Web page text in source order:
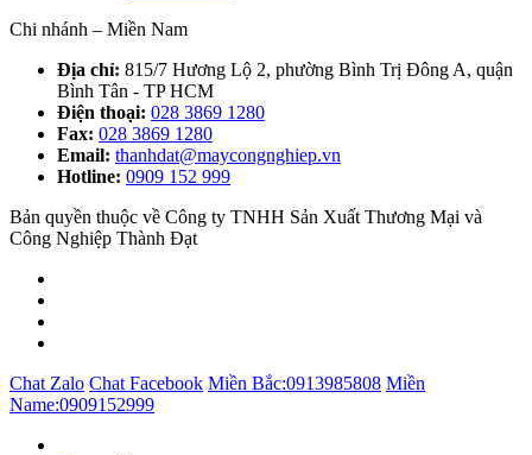
Chi nhánh – Miền Nam
Địa chỉ: 815/7 Hương Lộ 2, phường Bình Trị Đông A, quận
Bình Tân - TP HCM
Điện thoại: 028 3869 1280
Fax: 028 3869 1280
Email: thanhdat@maycongnghiep.vn
Hotline: 0909 152 999
Bản quyền thuộc về Công ty TNHH Sản Xuất Thương Mại và
Công Nghiệp Thành Đạt
Chat Zalo Chat Facebook Miền Bắc:0913985808 Miền
Name:0909152999